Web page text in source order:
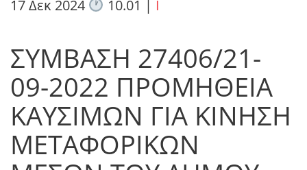
17 Δεκ 2024 10.01 | I
ΣΥΜΒΑΣΗ 27406/21-
09-2022 ΠΡΟΜΗΘΕΙΑ
ΚΑΥΣΙΜΩΝ ΓΙΑ ΚΙΝΗΣΗ
ΜΕΤΑΦΟΡΙΚΩΝ